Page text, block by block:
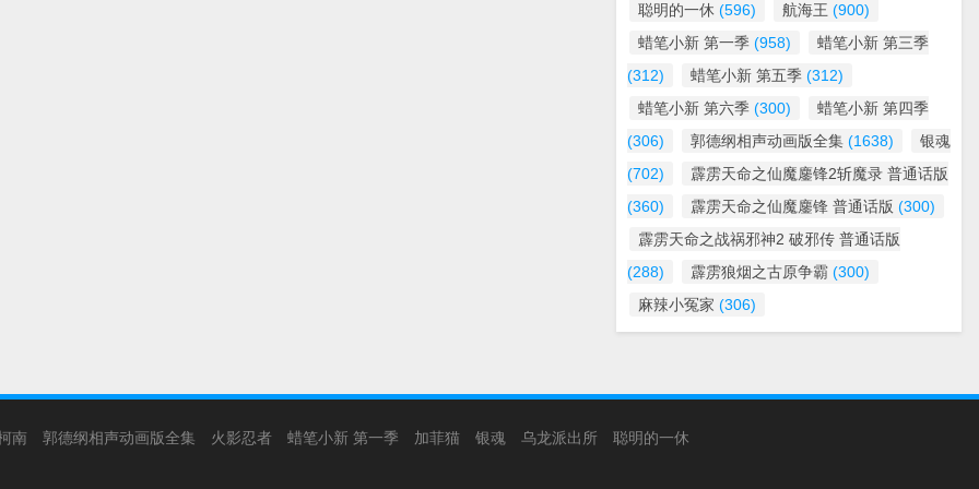
聪明的一休 (596) 航海王 (900)
蜡笔小新 第一季 (958)
蜡笔小新 第三季
(312)
蜡笔小新 第五季 (312)
蜡笔小新 第六季 (300)
蜡笔小新 第四季
(306)
郭德纲相声动画版全集 (1638)
银魂
(702)
霹雳天命之仙魔鏖锋2斩魔录 普通话版
(360)
霹雳天命之仙魔鏖锋 普通话版 (300)
霹雳天命之战祸邪神2 破邪传 普通话版
(288)
霹雳狼烟之古原争霸 (300)
麻辣小冤家 (306)
南 郭德纲相声动画版全集 火影忍者 蜡笔小新 第一季 加菲猫 银魂 乌龙派出所 聪明的一休